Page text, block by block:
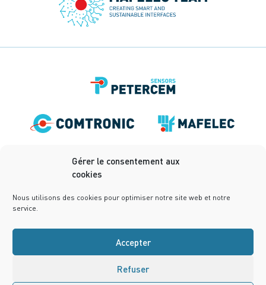
Gérer le consentement aux
cookies
Nous utilisons des cookies pour optimiser notre site web et notre
service.
Accepter
Refuser
Rechtliche Informationen
Datenschutzbestimmungen
Bedingungen-und-Konditionen
Cookies Policy (EU)
Conception :notrestudio.fr